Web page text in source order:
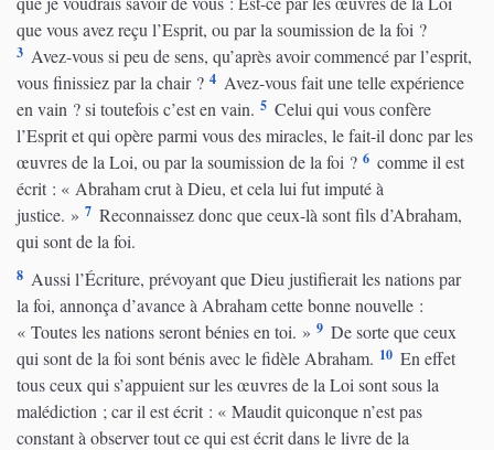
que vous avez reçu l’Esprit, ou par la soumission de la foi ?
3 Avez-vous si peu de sens, qu’après avoir commencé par l’esprit,
vous finissiez par la chair ? 4 Avez-vous fait une telle expérience
en vain ? si toutefois c’est en vain. 5 Celui qui vous confère
l’Esprit et qui opère parmi vous des miracles, le fait-il donc par les
œuvres de la Loi, ou par la soumission de la foi ? 6 comme il est
écrit : « Abraham crut à Dieu, et cela lui fut imputé à
justice. » 7 Reconnaissez donc que ceux-là sont fils d’Abraham,
qui sont de la foi.
8 Aussi l’Écriture, prévoyant que Dieu justifierait les nations par
la foi, annonça d’avance à Abraham cette bonne nouvelle :
« Toutes les nations seront bénies en toi. » 9 De sorte que ceux
qui sont de la foi sont bénis avec le fidèle Abraham. 10 En effet
tous ceux qui s’appuient sur les œuvres de la Loi sont sous la
malédiction ; car il est écrit : « Maudit quiconque n’est pas
constant à observer tout ce qui est écrit dans le livre de la